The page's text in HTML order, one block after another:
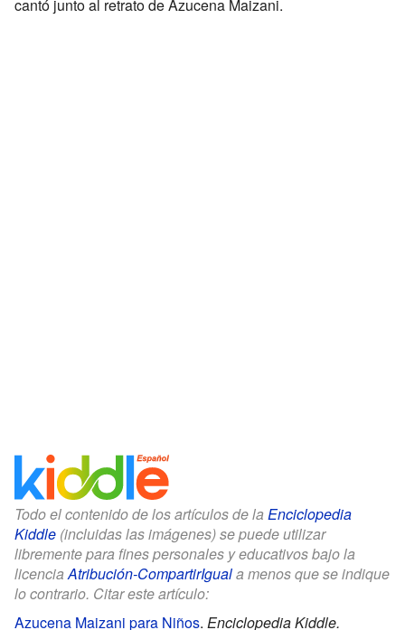
cantó junto al retrato de Azucena Maizani.
Todo el contenido de los artículos de la Enciclopedia
Kiddle (incluidas las imágenes) se puede utilizar
libremente para fines personales y educativos bajo la
licenciaAtribución-CompartirIguala menos que se indique
lo contrario. Citar este artículo:
Azucena Maizani para Niños. Enciclopedia Kiddle.